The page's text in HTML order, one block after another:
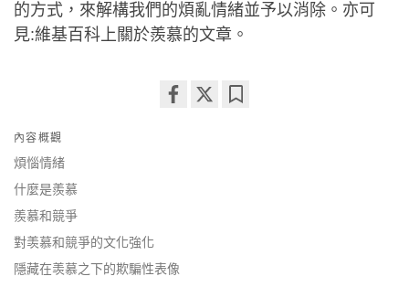
的方式，來解構我們的煩亂情緒並予以消除。亦可
見:維基百科上關於羨慕的文章。
內容概觀
煩惱情緒
什麼是羨慕
羨慕和競爭
對羡慕和競爭的文化強化
隱藏在羡慕之下的欺騙性表像